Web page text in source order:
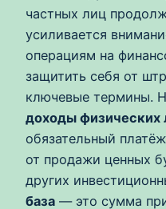
частных лиц
усиливается
операциям на
защитить себя от
ключевые термины.
доходы
обязательный
от продажи ценных
других
база — это сумма